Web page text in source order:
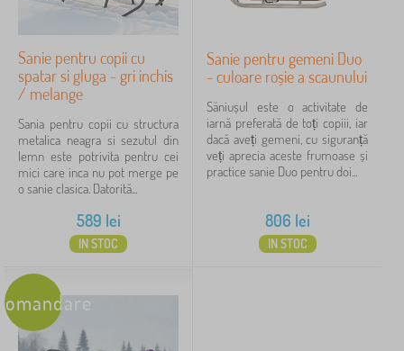
Sanie pentru copii cu
spatar si gluga - gri inchis
/ melange
Sania pentru copii cu structura
metalica neagra si sezutul din
lemn este potrivita pentru cei
mici care inca nu pot merge pe
o sanie clasica. Datorită...
589 lei
IN STOC
Sanie pentru gemeni Duo
- culoare roșie a scaunului
Săniușul este o activitate de
iarnă preferată de toți copiii, iar
dacă aveți gemeni, cu siguranță
veți aprecia aceste frumoase și
practice sanie Duo pentru doi...
806 lei
IN STOC